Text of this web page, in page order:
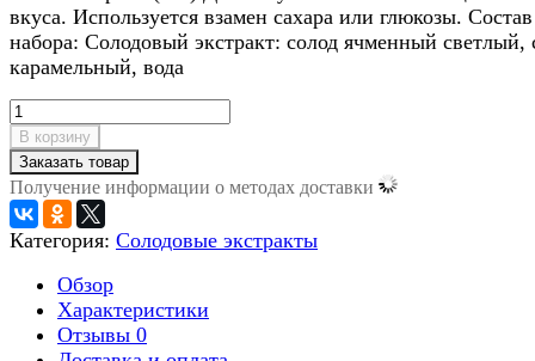
вкуса. Используется взамен сахара или глюкозы. Состав
набора: Солодовый экстракт: солод ячменный светлый,
карамельный, вода
В корзину
Заказать товар
Получение информации о методах доставки
Категория: Солодовые экстракты
Обзор
Характеристики
Отзывы 0